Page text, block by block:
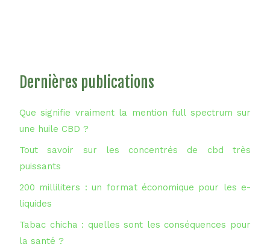
Dernières publications
Que signifie vraiment la mention full spectrum sur
une huile CBD ?
Tout savoir sur les concentrés de cbd très
puissants
200 milliliters : un format économique pour les e-
liquides
Tabac chicha : quelles sont les conséquences pour
la santé ?